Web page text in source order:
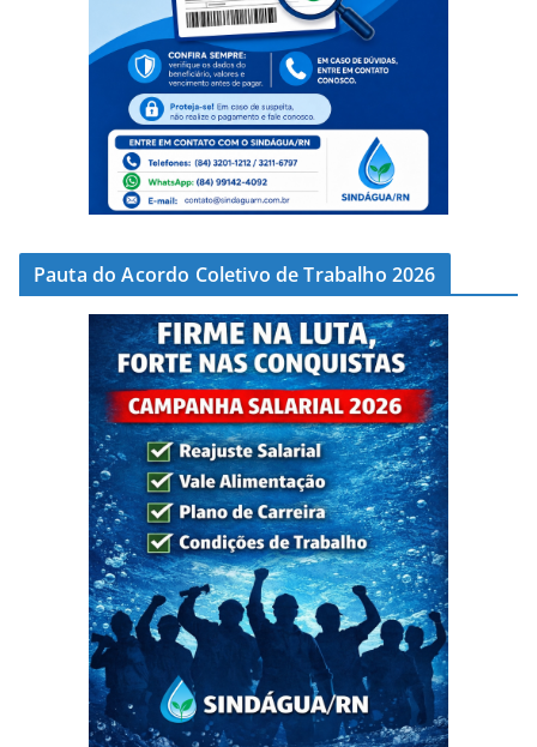
Pauta do Acordo Coletivo de Trabalho 2026